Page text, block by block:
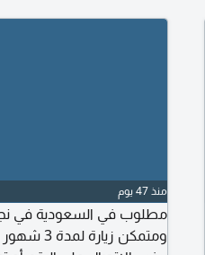
منذ 47 يوم
مطلوب في السعودية في
ومتمكن